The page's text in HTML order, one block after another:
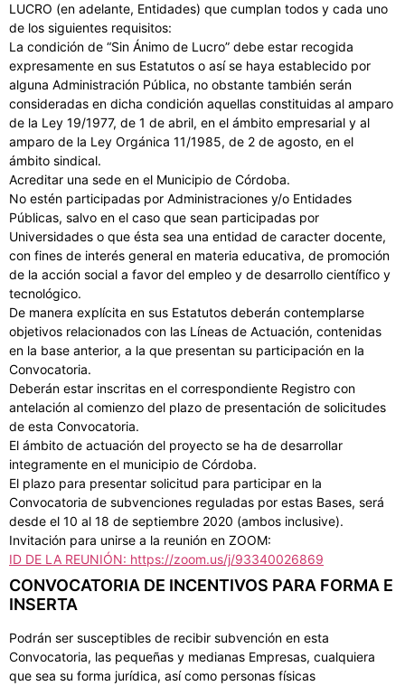
LUCRO (en adelante, Entidades) que cumplan todos y cada uno
de los siguientes requisitos:
La condición de “Sin Ánimo de Lucro” debe estar recogida
expresamente en sus Estatutos o así se haya establecido por
alguna Administración Pública, no obstante también serán
consideradas en dicha condición aquellas constituidas al amparo
de la Ley 19/1977, de 1 de abril, en el ámbito empresarial y al
amparo de la Ley Orgánica 11/1985, de 2 de agosto, en el
ámbito sindical.
Acreditar una sede en el Municipio de Córdoba.
No estén participadas por Administraciones y/o Entidades
Públicas, salvo en el caso que sean participadas por
Universidades o que ésta sea una entidad de caracter docente,
con fines de interés general en materia educativa, de promoción
de la acción social a favor del empleo y de desarrollo científico y
tecnológico.
De manera explícita en sus Estatutos deberán contemplarse
objetivos relacionados con las Líneas de Actuación, contenidas
en la base anterior, a la que presentan su participación en la
Convocatoria.
Deberán estar inscritas en el correspondiente Registro con
antelación al comienzo del plazo de presentación de solicitudes
de esta Convocatoria.
El ámbito de actuación del proyecto se ha de desarrollar
integramente en el municipio de Córdoba.
El plazo para presentar solicitud para participar en la
Convocatoria de subvenciones reguladas por estas Bases, será
desde el 10 al 18 de septiembre 2020 (ambos inclusive).
Invitación para unirse a la reunión en ZOOM:
ID DE LA REUNIÓN: https://zoom.us/j/93340026869
CONVOCATORIA DE INCENTIVOS PARA FORMA E
INSERTA
Podrán ser susceptibles de recibir subvención en esta
Convocatoria, las pequeñas y medianas Empresas, cualquiera
que sea su forma jurídica, así como personas físicas